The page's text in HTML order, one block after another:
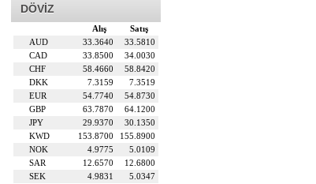
DÖVİZ
Satış
Alış
AUD
33.5810
33.3640
CAD
34.0030
33.8500
CHF
58.8420
58.4660
DKK
7.3519
7.3159
EUR
54.8730
54.7740
GBP
64.1200
63.7870
JPY
30.1350
29.9370
KWD
155.8900
153.8700
NOK
5.0109
4.9775
SAR
12.6800
12.6570
SEK
5.0347
4.9831